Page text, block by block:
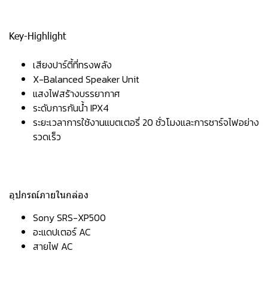
Key-Highlight
เสียงปาร์ตี้ที่ทรงพลัง
X-Balanced Speaker Unit
แสงไฟสร้างบรรยากาศ
ระดับการกันน้ำ IPX4
ระยะเวลาการใช้งานแบตเตอรี่ 20 ชั่วโมงและการชาร์จไฟอย่าง
รวดเร็ว
อุปกรณ์ภายในกล่อง
Sony SRS-XP500
อะแดปเตอร์ AC
สายไฟ AC